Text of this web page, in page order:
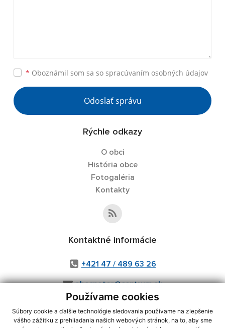
Používame cookies
Súbory cookie a ďalšie technológie sledovania používame na zlepšenie
vášho zážitku z prehliadania našich webových stránok, na to, aby sme
* Oboznámil som sa so spracúvaním osobných údajov
Odoslať správu
Rýchle odkazy
O obci
História obce
Fotogaléria
Kontakty
Kontaktné informácie
+421 47 / 489 63 26
obecpotor@centrum.sk